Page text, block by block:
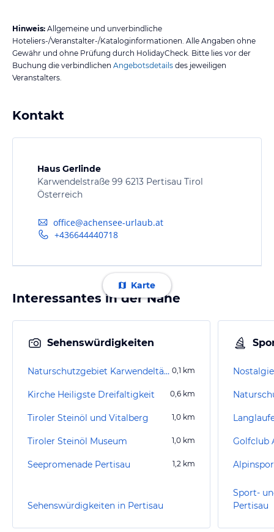
Hinweis: Allgemeine und unverbindliche
Hoteliers-/Veranstalter-/Kataloginformationen. Alle Angaben ohne
Gewähr und ohne Prüfung durch HolidayCheck. Bitte lies vor der
Buchung die verbindlichen Angebotsdetails des jeweiligen
Veranstalters.
Kontakt
Haus Gerlinde
Karwendelstraße 99 6213 Pertisau Tirol
Österreich
office@achensee-urlaub.at
+436644440718
Karte
Interessantes in der Nähe
Sehenswürdigkeiten
Naturschutzgebiet Karwendeltäler 0,1 km
Kirche Heiligste Dreifaltigkeit 0,6 km
Tiroler Steinöl und Vitalberg 1,0 km
Tiroler Steinöl Museum 1,0 km
Seepromenade Pertisau 1,2 km
Sehenswürdigkeiten in Pertisau
Golfclub
Sport-
Pertisau